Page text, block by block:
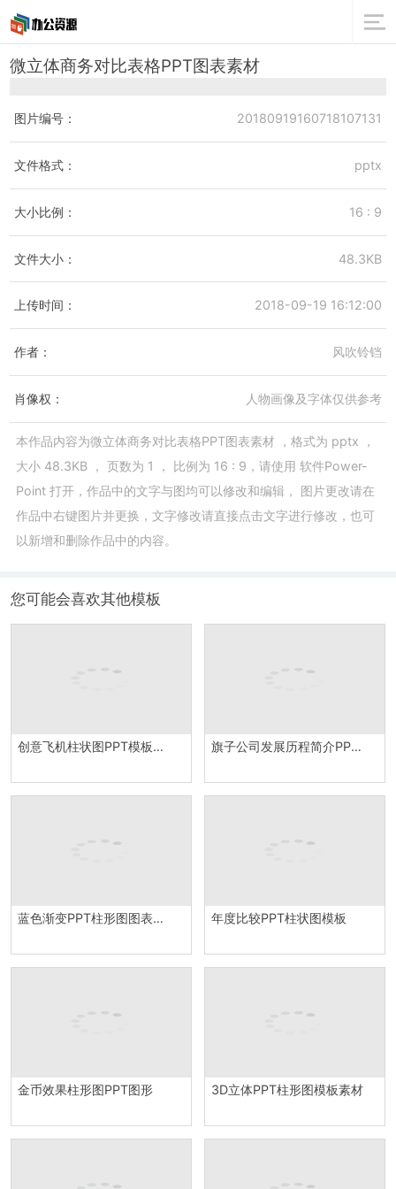
微立体商务对比表格PPT图表素材
图片编号： 20180919160718107131
文件格式： pptx
大小比例： 16 : 9
文件大小： 48.3KB
上传时间： 2018-09-19 16:12:00
作者： 风吹铃铛
肖像权： 人物画像及字体仅供参考
本作品内容为微立体商务对比表格PPT图表素材，格式为 pptx
，
大小 48.3KB， 页数为 1 ， 比例为 16 : 9 ，请使用 软件Power-
Point 打开，作品中的文字与图均可以修改和编辑， 图片更改请在
作品中右键图片并更换，文字修改请直接点击文字进行修改，也可
以新增和删除作品中的内容。
您可能会喜欢其他模板
创意飞机柱状图PPT模板素材 旗子公司发展历程简介PPT素材
蓝色渐变PPT柱形图图表模板 年度比较PPT柱状图模板
金币效果柱形图PPT图形 3D立体PPT柱形图模板素材